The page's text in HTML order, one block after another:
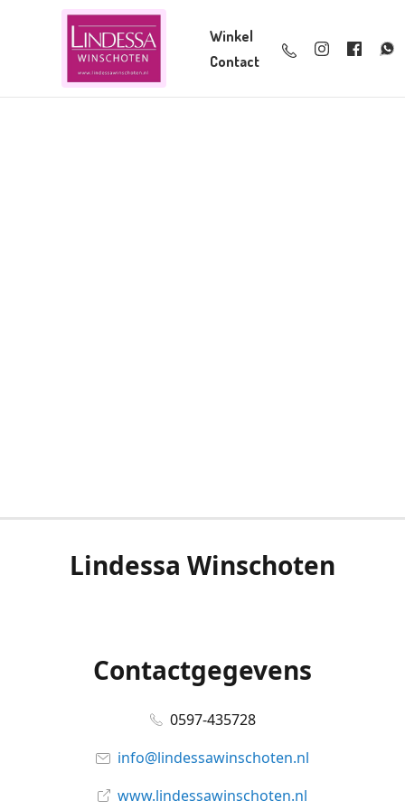
Winkel
Contact
Lindessa Winschoten
Contactgegevens
0597-435728
info@lindessawinschoten.nl
www.lindessawinschoten.nl